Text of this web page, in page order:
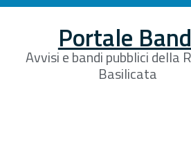
Portale
Avvisi e bandi pubblici della
Basilicata